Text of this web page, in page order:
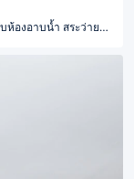
“ห้องพักกว้างสะอาด มีห้องน้ำแยกกับห้องอาบน้ำ สระว่ายนํ้าใหญ่มาก รอบๆ โรงแรมมีร้านอาหาร ร้านขายของเยอะ”